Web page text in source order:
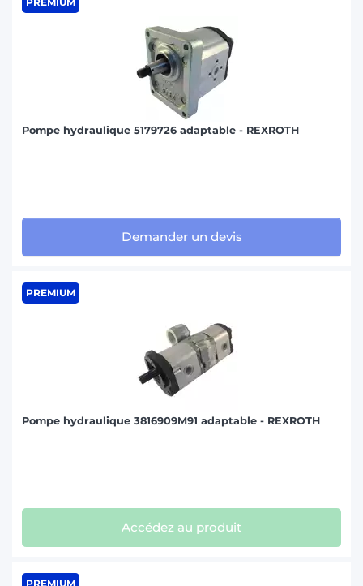
Pompe hydraulique 5179726 adaptable - REXROTH
Demander un devis
PREMIUM
Pompe hydraulique 3816909M91 adaptable - REXROTH
Accédez au produit
PREMIUM